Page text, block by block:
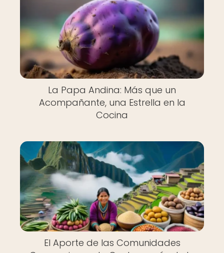
La Papa Andina: Más que un
Acompañante, una Estrella en la
Cocina
El Aporte de las Comunidades